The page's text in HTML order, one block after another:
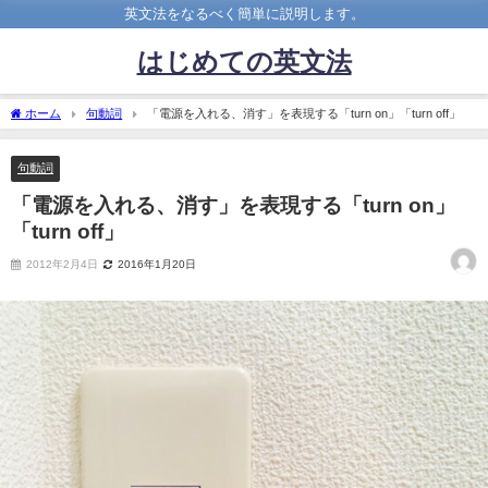
英文法をなるべく簡単に説明します。
はじめての英文法
ホーム 句動詞 「電源を入れる、消す」を表現する「turn on」「turn off」
句動詞
「電源を入れる、消す」を表現する「turn on」
「turn off」
2012年2月4日 2016年1月20日